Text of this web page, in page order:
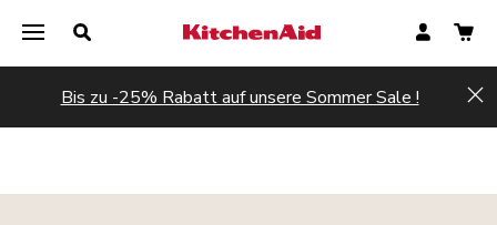
Bis zu -25% Rabatt auf unsere Sommer Sale !